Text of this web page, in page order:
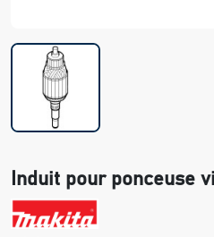
Induit pour ponceuse